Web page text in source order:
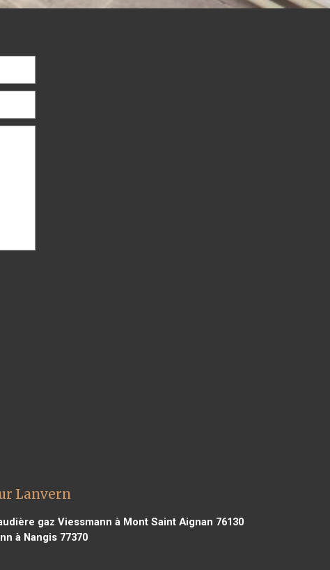
Lanvern
gaz Viessmann à Mont Saint Aignan 76130
à Nangis 77370